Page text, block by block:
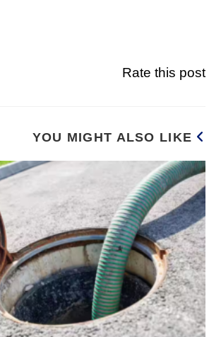
Rate this post
YOU MIGHT ALSO LIKE